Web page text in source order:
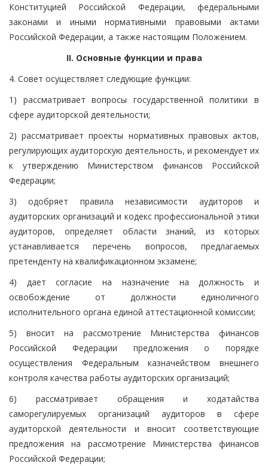
Конституцией Российской Федерации, федеральными
законами и иными нормативными правовыми актами
Российской Федерации, а также настоящим Положением.
II. Основные функции и права
4. Совет осуществляет следующие функции:
1) рассматривает вопросы государственной политики в
сфере аудиторской деятельности;
2) рассматривает проекты нормативных правовых актов,
регулирующих аудиторскую деятельность, и рекомендует их
к утверждению Министерством финансов Российской
Федерации;
3) одобряет правила независимости аудиторов и
аудиторских организаций и кодекс профессиональной этики
аудиторов, определяет области знаний, из которых
устанавливается перечень вопросов, предлагаемых
претенденту на квалификационном экзамене;
4) дает согласие на назначение на должность и
освобождение от должности единоличного
исполнительного органа единой аттестационной комиссии;
5) вносит на рассмотрение Министерства финансов
Российской Федерации предложения о порядке
осуществления Федеральным казначейством внешнего
контроля качества работы аудиторских организаций;
6) рассматривает обращения и ходатайства
саморегулируемых организаций аудиторов в сфере
аудиторской деятельности и вносит соответствующие
предложения на рассмотрение Министерства финансов
Российской Федерации;